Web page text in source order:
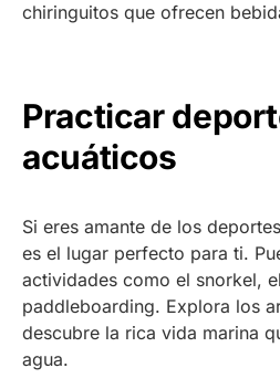
chiringuitos que ofrecen
Practicar
acuáticos
Si eres amante de los
es el lugar perfecto para ti.
actividades como el snorkel,
paddleboarding. Explora los
descubre la rica vida marina
agua.